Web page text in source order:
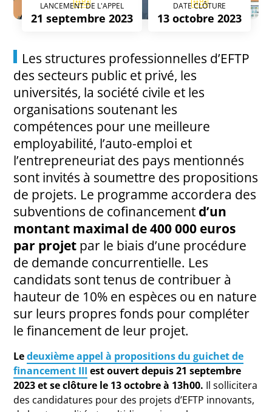
LANCEMENT DE L'APPEL
21 septembre 2023
DATE CLÔTURE
13 octobre 2023
Les structures professionnelles d’EFTP
des secteurs public et privé, les
universités, la société civile et les
organisations soutenant les
compétences pour une meilleure
employabilité, l’auto-emploi et
l’entrepreneuriat des pays mentionnés
sont invités à soumettre des propositions
de projets. Le programme accordera des
subventions de cofinancement d’un
montant maximal de 400 000 euros
par projet par le biais d’une procédure
de demande concurrentielle. Les
candidats sont tenus de contribuer à
hauteur de 10% en espèces ou en nature
sur leurs propres fonds pour compléter
le financement de leur projet.
Ledeuxième appel à propositions du guichet de
financement III est ouvert depuis 21 septembre
2023 et se clôture le 13 octobre à 13h00. Il sollicitera
des candidatures pour des projets d’EFTP innovants,